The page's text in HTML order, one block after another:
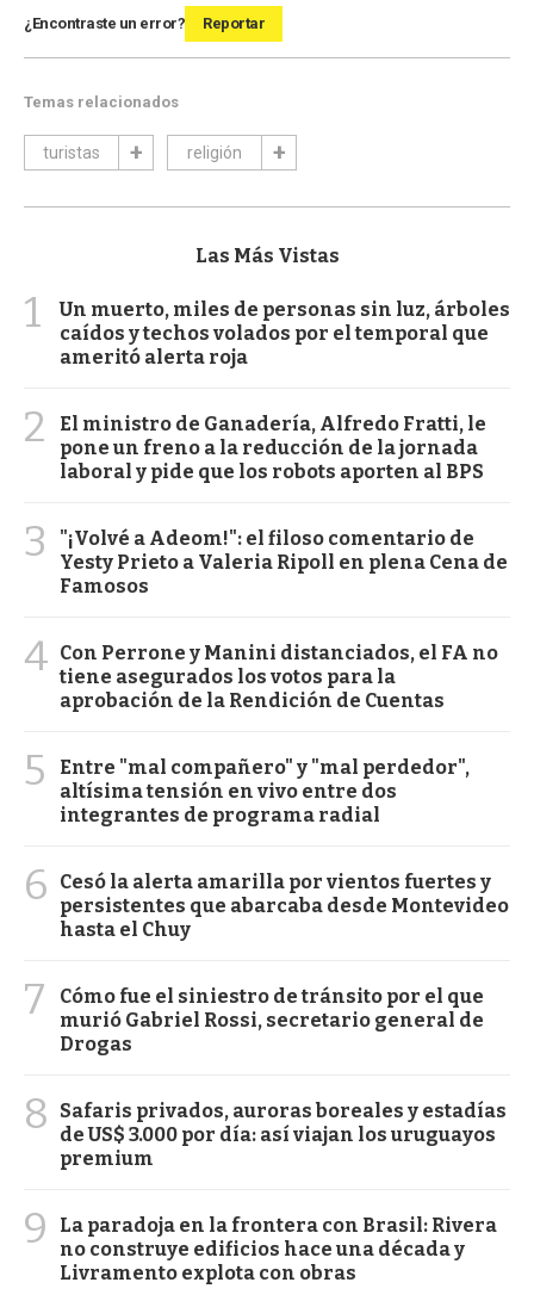
¿Encontraste un error? Reportar
Temas relacionados
turistas religión
Las Más Vistas
1
Un muerto, miles de personas sin luz, árboles
caídos y techos volados por el temporal que
ameritó alerta roja
2
El ministro de Ganadería, Alfredo Fratti, le
pone un freno a la reducción de la jornada
laboral y pide que los robots aporten al BPS
3
"¡Volvé a Adeom!": el filoso comentario de
Yesty Prieto a Valeria Ripoll en plena Cena de
Famosos
4 Con Perrone y Manini distanciados, el FA no
tiene asegurados los votos para la
aprobación de la Rendición de Cuentas
5
Entre "mal compañero" y "mal perdedor",
altísima tensión en vivo entre dos
integrantes de programa radial
6
Cesó la alerta amarilla por vientos fuertes y
persistentes que abarcaba desde Montevideo
hasta el Chuy
7
Cómo fue el siniestro de tránsito por el que
murió Gabriel Rossi, secretario general de
Drogas
8
Safaris privados, auroras boreales y estadías
de US$ 3.000 por día: así viajan los uruguayos
premium
9
La paradoja en la frontera con Brasil: Rivera
no construye edificios hace una década y
Livramento explota con obras